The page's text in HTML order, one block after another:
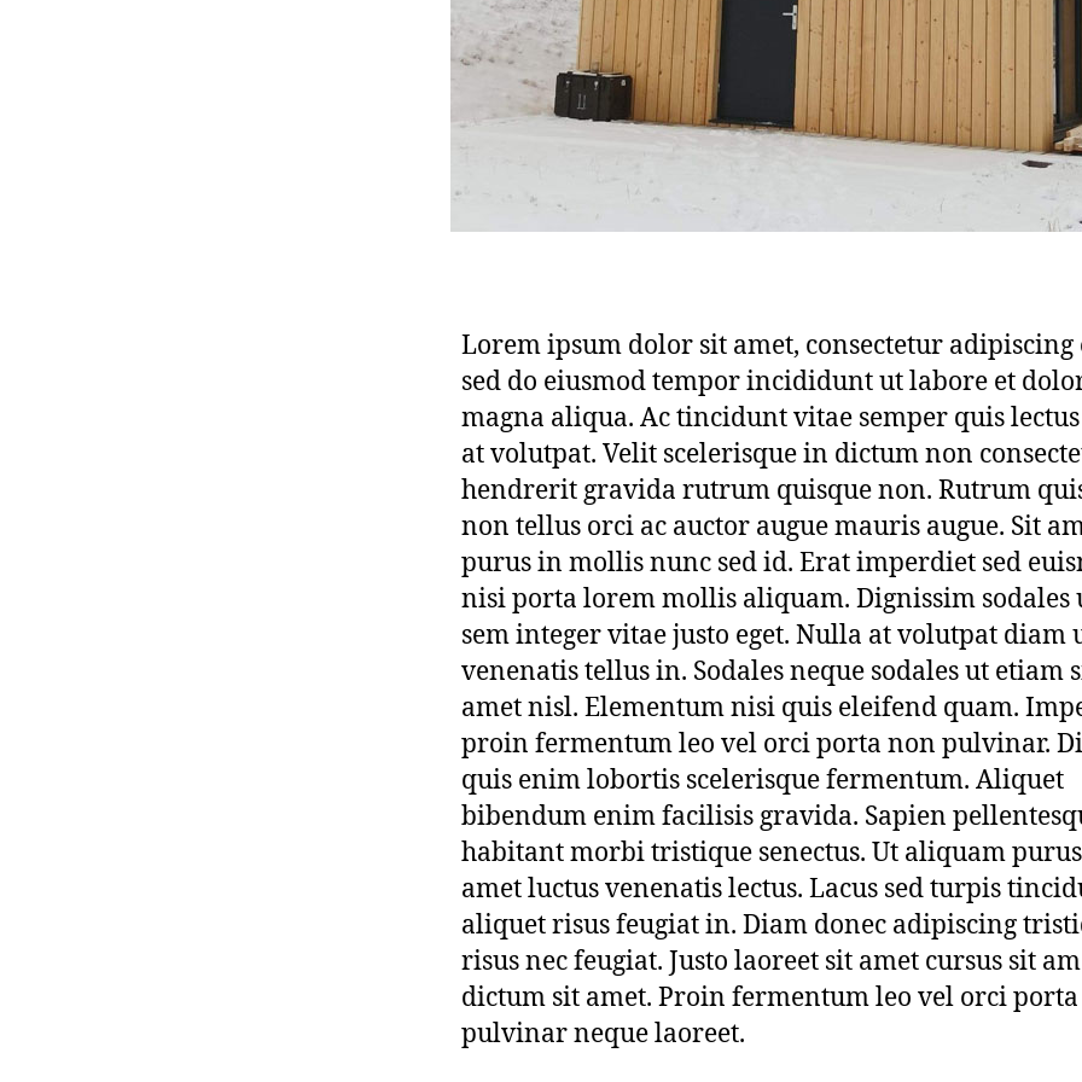
Lorem ipsum dolor sit amet, consectetur adipiscing
sed do eiusmod tempor incididunt ut labore et
magna aliqua. Ac tincidunt vitae semper quis
at volutpat. Velit scelerisque in dictum non
hendrerit gravida rutrum quisque non. Rutrum
non tellus orci ac auctor augue mauris augue. Sit
purus in mollis nunc sed id. Erat imperdiet sed
nisi porta lorem mollis aliquam. Dignissim sodales
sem integer vitae justo eget. Nulla at volutpat diam
venenatis tellus in. Sodales neque sodales ut etiam
amet nisl. Elementum nisi quis eleifend quam.
proin fermentum leo vel orci porta non pulvinar.
quis enim lobortis scelerisque fermentum. Aliquet
bibendum enim facilisis gravida. Sapien
habitant morbi tristique senectus. Ut aliquam
amet luctus venenatis lectus. Lacus sed turpis
aliquet risus feugiat in. Diam donec adipiscing
risus nec feugiat. Justo laoreet sit amet cursus sit
dictum sit amet. Proin fermentum leo vel orci
pulvinar neque laoreet.